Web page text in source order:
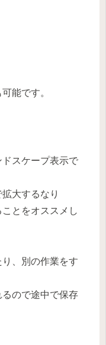
能です。
スケープ表示で
大するなり
とをオススメし
、別の作業をす
ので途中で保存